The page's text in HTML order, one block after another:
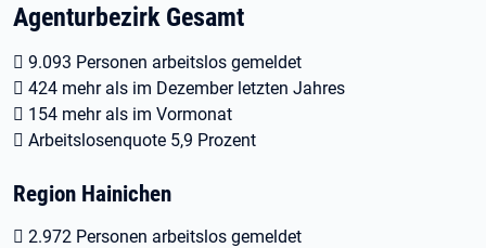
Agenturbezirk Gesamt
 9.093 Personen arbeitslos gemeldet
 424 mehr als im Dezember letzten Jahres
 154 mehr als im Vormonat
 Arbeitslosenquote 5,9 Prozent
Region Hainichen
 2.972 Personen arbeitslos gemeldet